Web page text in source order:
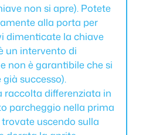
non si apre). Potete
alla porta per
dimenticate la chiave
un intervento di
non è garantibile che si
successo).
raccolta differenziata in
parcheggio nella prima
uscendo sulla